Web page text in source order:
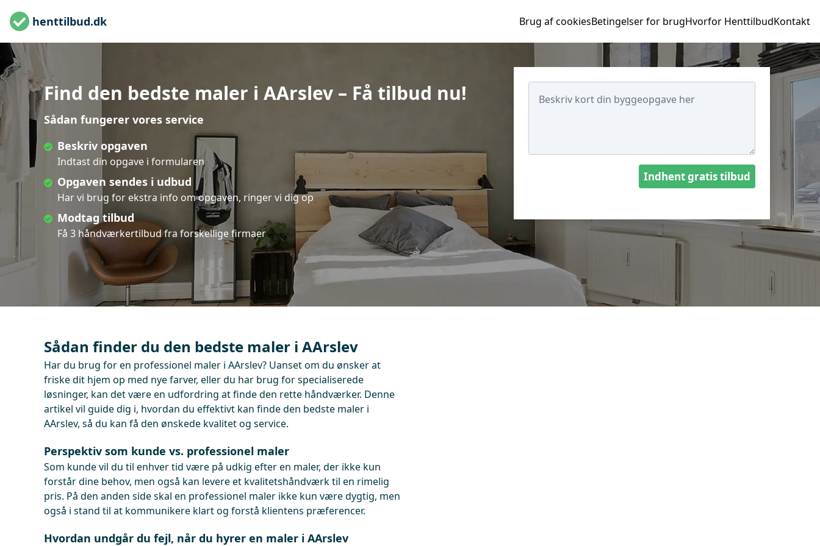
henttilbud.dk Brug af cookiesBetingelser for brugHvorfor HenttilbudKontakt
Find den bedste maler i AArslev – Få tilbud nu!
Sådan fungerer vores service
Beskriv opgaven
Indtast din opgave i formularen
Opgaven sendes i udbud
Har vi brug for ekstra info om opgaven, ringer vi dig op
Modtag tilbud
Få 3 håndværkertilbud fra forskellige firmaer
Indhent gratis tilbud
Sådan finder du den bedste maler i AArslev
Har du brug for en professionel maler i AArslev? Uanset om du ønsker at
friske dit hjem op med nye farver, eller du har brug for specialiserede
løsninger, kan det være en udfordring at finde den rette håndværker. Denne
artikel vil guide dig i, hvordan du effektivt kan finde den bedste maler i
AArslev, så du kan få den ønskede kvalitet og service.
Perspektiv som kunde vs. professionel maler
Som kunde vil du til enhver tid være på udkig efter en maler, der ikke kun
forstår dine behov, men også kan levere et kvalitetshåndværk til en rimelig
pris. På den anden side skal en professionel maler ikke kun være dygtig, men
også i stand til at kommunikere klart og forstå klientens præferencer.
Hvordan undgår du fejl, når du hyrer en maler i AArslev